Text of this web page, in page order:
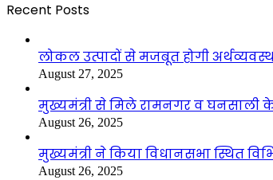
Recent Posts
लोकल उत्पादों से मजबूत होगी
August 27, 2025
मुख्यमंत्री से मिले रामनगर व घनसाली
August 26, 2025
मुख्यमंत्री ने किया विधानसभा स्थित
August 26, 2025